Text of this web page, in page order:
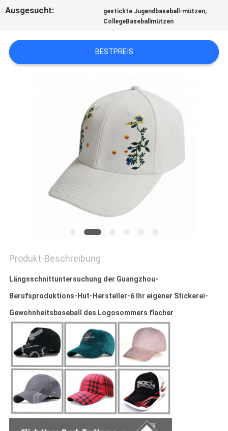
PRIVACY
Ausgesucht: gestickte Jugendbaseball-mützen,
CollegeBaseballmützen
BESTPREIS
Produkt-Beschreibung
Längsschnittuntersuchung der Guangzhou-
Berufsproduktions-Hut-Hersteller-6 Ihr eigener Stickerei-
Gewohnheitsbaseball des Logosommers flacher